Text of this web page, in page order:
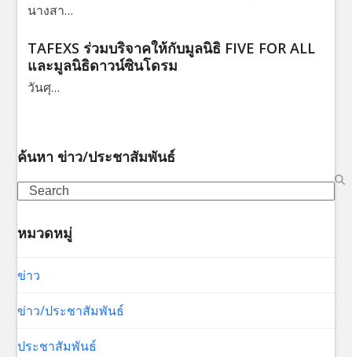
นางสา…
TAFEXS ร่วมบริจาคให้กับมูลนิธิ FIVE FOR ALL
และมูลนิธิดาวน์ซินโดรม
วันศุ…
ค้นหา ข่าว/ประชาสัมพันธ์
Search
หมวดหมู่
ข่าว
ข่าว/ประชาสัมพันธ์
ประชาสัมพันธ์